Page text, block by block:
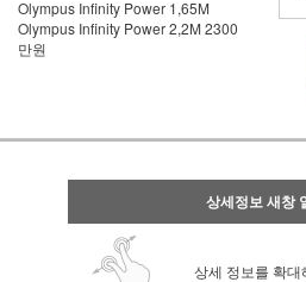
Olympus Infinity Power 1,65M
Olympus Infinity Power 2,2M 2300
만원
상세정보 새창
상세 정보를 확대